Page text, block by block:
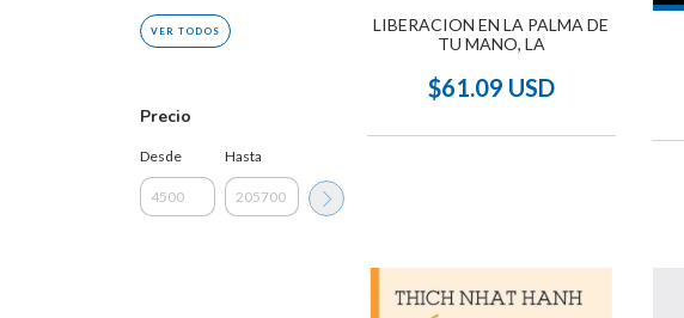
VER TODOS
Precio
Desde Hasta
LIBERACION EN LA PALMA DE
TU MANO, LA
$61.09 USD